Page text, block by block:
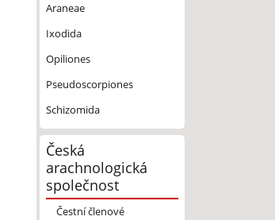
Araneae
Ixodida
Opiliones
Pseudoscorpiones
Schizomida
Česká
arachnologická
společnost
Čestní členové